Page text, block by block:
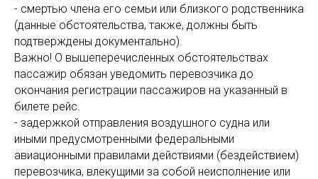
- смертью члена его семьи или близкого родственника
(данные обстоятельства, также, должны быть
подтверждены документально).
Важно! О вышеперечисленных обстоятельствах
пассажир обязан уведомить перевозчика до
окончания регистрации пассажиров на указанный в
билете рейс.
- задержкой отправления воздушного судна или
иными предусмотренными федеральными
авиационными правилами действиями (бездействием)
перевозчика, влекущими за собой неисполнение или